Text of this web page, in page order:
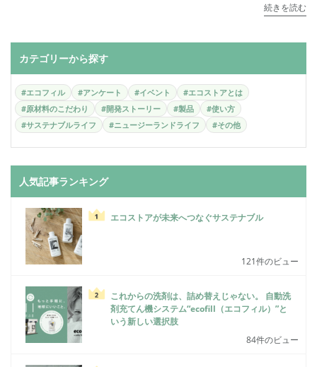
続きを読む
カテゴリーから探す
#エコフィル #アンケート #イベント
#エコストアとは
#原材料のこだわり
#開発ストーリー #製品
#使い方
#サステナブルライフ
#ニュージーランドライフ #その他
人気記事ランキング
エコストアが未来へつなぐサステナブル
121件のビュー
これからの洗剤は、詰め替えじゃない。 自動洗
剤充てん機システム“ecofill（エコフィル）”と
いう新しい選択肢
84件のビュー